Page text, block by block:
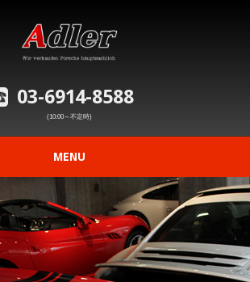
03-6914-8588
(10:00～不定時)
MENU